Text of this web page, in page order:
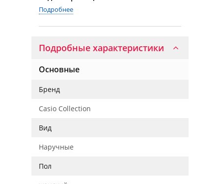
Подробнее
Подробные характеристики
Основные
Бренд
Casio Collection
Вид
Наручные
Пол